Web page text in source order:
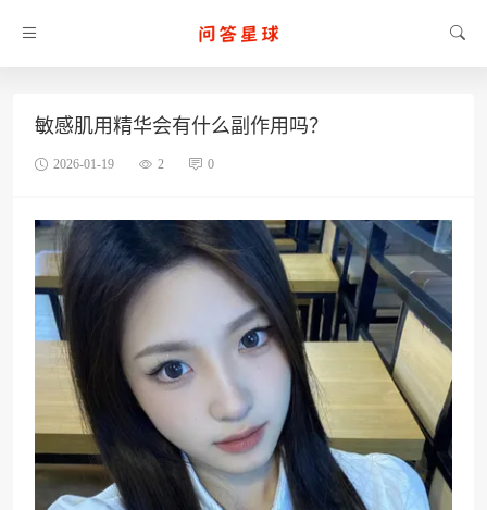
敏感肌用精华会有什么副作用吗？
2026-01-19 2 0